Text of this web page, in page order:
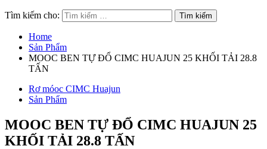
Tìm kiếm cho:
Home
Sản Phẩm
MOOC BEN TỰ ĐỔ CIMC HUAJUN 25 KHỐI TẢI 28.8
TẤN
Rơ móoc CIMC Huajun
Sản Phẩm
MOOC BEN TỰ ĐỔ CIMC HUAJUN 25
KHỐI TẢI 28.8 TẤN